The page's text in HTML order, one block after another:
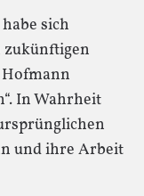
sich
zukünftigen
In Wahrheit
und ihre Arbeit